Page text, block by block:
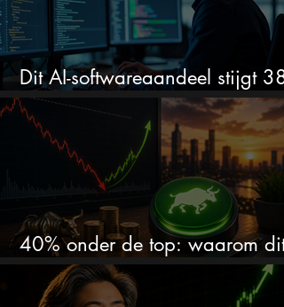
Dit AI-softwareaandeel stijgt
en zet de SaaS-crash op zijn
40% onder de top: waarom dit
aandeel weer interessant wordt